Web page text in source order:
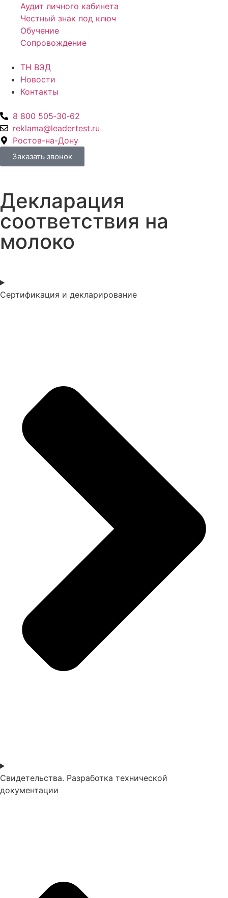
Аудит личного кабинета
Честный знак под ключ
Обучение
Сопровождение
ТН ВЭД
Новости
Контакты
8 800 505‑30‑62
reklama@leadertest.ru
Ростов-на-Дону
Заказать звонок
Декларация
соответствия на
молоко
Сертификация и декларирование
Свидетельства. Разработка технической
документации